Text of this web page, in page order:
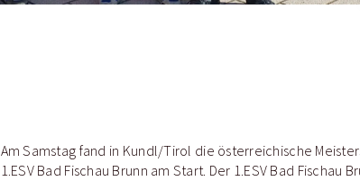
Am Samstag fand in Kundl/Tirol die österreichische
1.ESV Bad Fischau Brunn am Start. Der 1.ESV Bad